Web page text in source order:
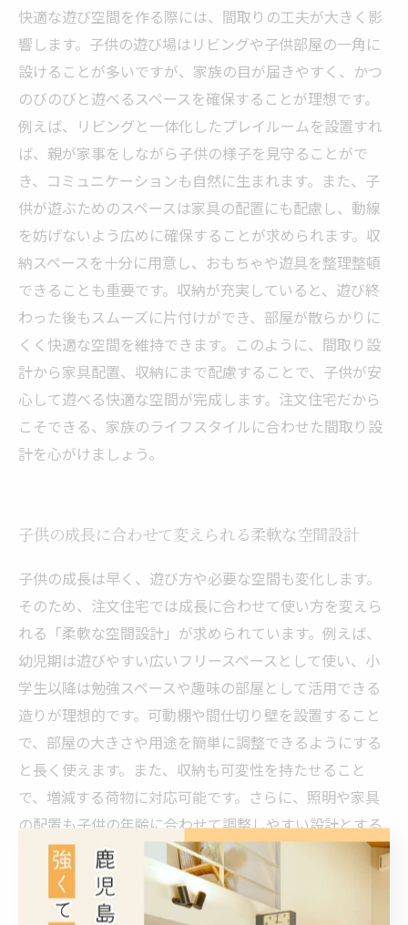
快適な遊び空間を作る際には、間取りの工夫が大きく影
響します。子供の遊び場はリビングや子供部屋の一角に
設けることが多いですが、家族の目が届きやすく、かつ
のびのびと遊べるスペースを確保することが理想です。
例えば、リビングと一体化したプレイルームを設置すれ
ば、親が家事をしながら子供の様子を見守ることがで
き、コミュニケーションも自然に生まれます。また、子
供が遊ぶためのスペースは家具の配置にも配慮し、動線
を妨げないよう広めに確保することが求められます。収
納スペースを十分に用意し、おもちゃや遊具を整理整頓
できることも重要です。収納が充実していると、遊び終
わった後もスムーズに片付けができ、部屋が散らかりに
くく快適な空間を維持できます。このように、間取り設
計から家具配置、収納にまで配慮することで、子供が安
心して遊べる快適な空間が完成します。注文住宅だから
こそできる、家族のライフスタイルに合わせた間取り設
計を心がけましょう。
子供の成長に合わせて変えられる柔軟な空間設計
子供の成長は早く、遊び方や必要な空間も変化します。
そのため、注文住宅では成長に合わせて使い方を変えら
れる「柔軟な空間設計」が求められています。例えば、
幼児期は遊びやすい広いフリースペースとして使い、小
学生以降は勉強スペースや趣味の部屋として活用できる
造りが理想的です。可動棚や間仕切り壁を設置すること
で、部屋の大きさや用途を簡単に調整できるようにする
と長く使えます。また、収納も可変性を持たせること
で、増減する荷物に対応可能です。さらに、照明や家具
の配置も子供の年齢に合わせて調整しやすい設計とする
ことで、常に快適な空間を保てます。こうした柔軟性の
ある設計は、家族の変化するニーズに順応し、暮らしの
質を高めることにつながります。注文住宅の大きなメリ